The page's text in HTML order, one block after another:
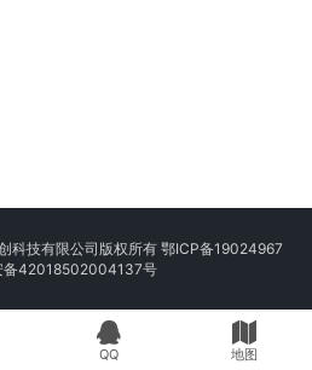
科技有限公司版权所有 鄂ICP备19024967
备42018502004137号
QQ 地图